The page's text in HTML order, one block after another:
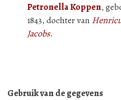
Petronella Koppen,
1843, dochter van
Jacobs.
Gebruik van de gegevens